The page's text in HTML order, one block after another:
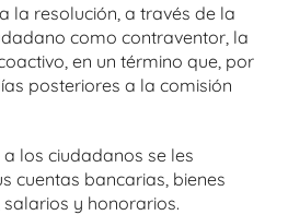
la resolución, a través de la
como contraventor, la
en un término que, por
posteriores a la comisión
los ciudadanos se les
cuentas bancarias, bienes
salarios y honorarios.